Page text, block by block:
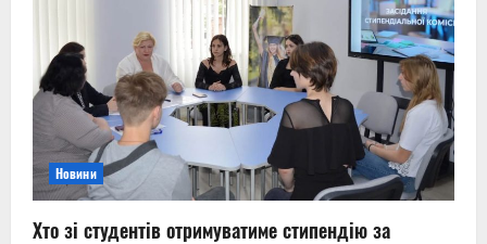
Новини
Хто зі студентів отримуватиме стипендію за